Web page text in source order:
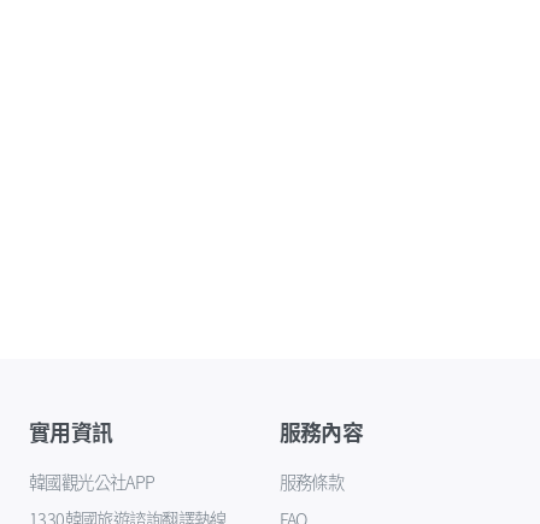
實用資訊
韓國觀光公社APP
1330韓國旅遊諮詢翻譯熱線
服務內容
服務條款
FAQ